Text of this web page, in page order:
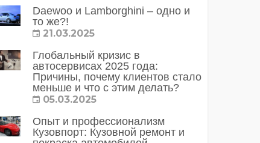
Daewoo и Lamborghini – одно и
то же?!
21.03.2025
Глобальный кризис в
автосервисах 2025 года:
Причины, почему клиентов стало
меньше и что с этим делать?
05.03.2025
Опыт и профессионализм
Кузовпорт: Кузовной ремонт и